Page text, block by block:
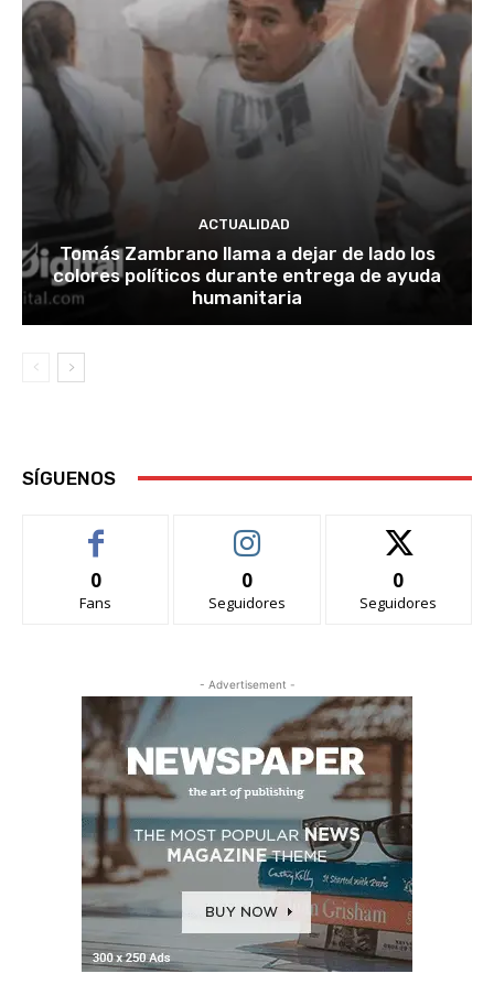
ACTUALIDAD
Tomás Zambrano llama a dejar de lado los
colores políticos durante entrega de ayuda
humanitaria
SÍGUENOS
0
Fans
0
Seguidores
0
Seguidores
- Advertisement -